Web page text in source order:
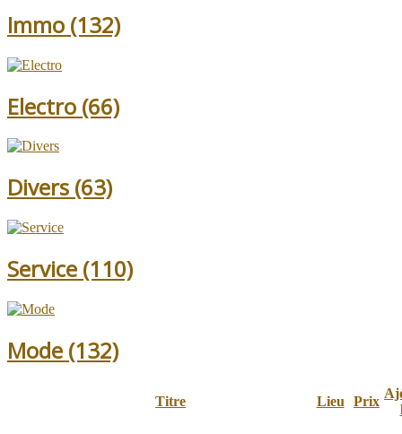
Immo (132)
Electro (66)
Divers (63)
Service (110)
Mode (132)
Titre Lieu Prix